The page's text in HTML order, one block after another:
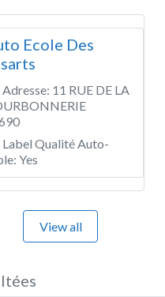
Ecole Des
Adresse: 11 RUE DE LA
Label Qualité Auto-
Yes
View all